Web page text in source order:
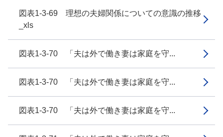
図表1-3-69 理想の夫婦関係についての意識の推移
_xls
図表1-3-70 「夫は外で働き妻は家庭を守...
図表1-3-70 「夫は外で働き妻は家庭を守...
図表1-3-70 「夫は外で働き妻は家庭を守...